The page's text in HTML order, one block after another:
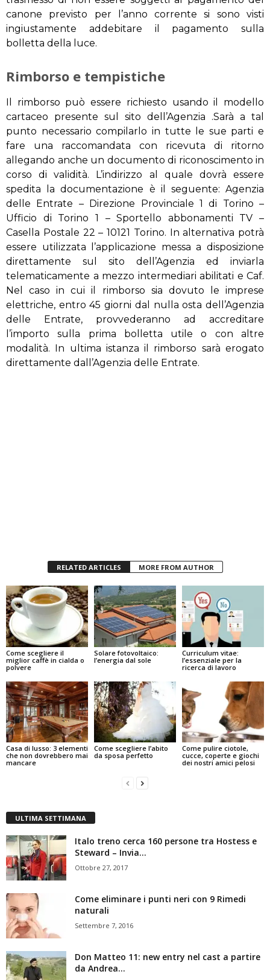
canone previsto per l’anno corrente si sono visti
ingiustamente addebitare il pagamento sulla
bolletta della luce.
Rimborso e tempistiche
Il rimborso può essere richiesto usando il modello
cartaceo presente sul sito dell’Agenzia .Sarà a tal
punto necessario compilarlo in tutte le sue parti e
fare una raccomandata con ricevuta di ritorno
allegando anche un documento di riconoscimento in
corso di validità. L’indirizzo al quale dovrà essere
spedita la documentazione è il seguente: Agenzia
delle Entrate – Direzione Provinciale 1 di Torino –
Ufficio di Torino 1 – Sportello abbonamenti TV –
Casella Postale 22 – 10121 Torino. In alternativa potrà
essere utilizzata l’applicazione messa a disposizione
direttamente sul sito dell’Agenzia ed inviarla
telematicamente a mezzo intermediari abilitati e Caf.
Nel caso in cui il rimborso sia dovuto le imprese
elettriche, entro 45 giorni dal nulla osta dell’Agenzia
delle Entrate, provvederanno ad accreditare
l’importo sulla prima bolletta utile o con altre
modalità. In ultima istanza il rimborso sarà erogato
direttamente dall’Agenzia delle Entrate.
RELATED ARTICLES MORE FROM AUTHOR
Come scegliere il
miglior caffè in cialda o
polvere
Solare fotovoltaico:
l’energia dal sole
Curriculum vitae:
l’essenziale per la
ricerca di lavoro
Casa di lusso: 3 elementi
che non dovrebbero mai
mancare
Come scegliere l’abito
da sposa perfetto
Come pulire ciotole,
cucce, coperte e giochi
dei nostri amici pelosi
ULTIMA SETTIMANA
Italo treno cerca 160 persone tra Hostess e
Steward – Invia...
Ottobre 27, 2017
Come eliminare i punti neri con 9 Rimedi
naturali
Settembre 7, 2016
Don Matteo 11: new entry nel cast a partire
da Andrea...